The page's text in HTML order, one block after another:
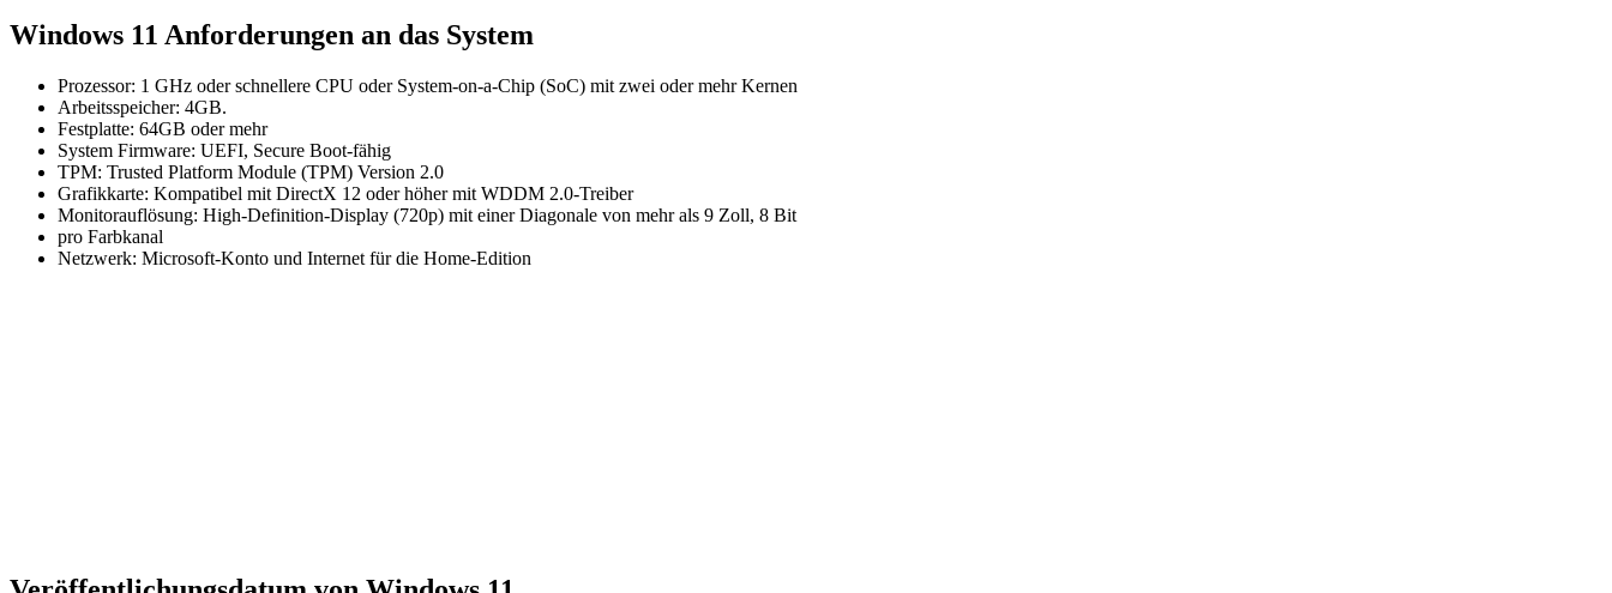
Windows 11 Anforderungen an das System
Prozessor: 1 GHz oder schnellere CPU oder System-on-a-Chip (SoC) mit zwei oder mehr Kernen
Arbeitsspeicher: 4GB.
Festplatte: 64GB oder mehr
System Firmware: UEFI, Secure Boot-fähig
TPM: Trusted Platform Module (TPM) Version 2.0
Grafikkarte: Kompatibel mit DirectX 12 oder höher mit WDDM 2.0-Treiber
Monitorauflösung: High-Definition-Display (720p) mit einer Diagonale von mehr als 9 Zoll, 8 Bit
pro Farbkanal
Netzwerk: Microsoft-Konto und Internet für die Home-Edition